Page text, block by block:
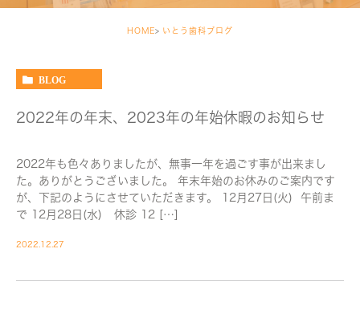
HOME いとう歯科ブログ
BLOG
2022年の年末、2023年の年始休暇のお知らせ
2022年も色々ありましたが、無事一年を過ごす事が出来まし
た。ありがとうございました。 年末年始のお休みのご案内です
が、下記のようにさせていただきます。 12月27日(火) 午前ま
で 12月28日(水) 休診 12 […]
2022.12.27